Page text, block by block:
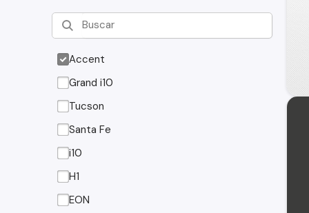
Accent
Grand i10
Tucson
Santa Fe
i10
H1
EON